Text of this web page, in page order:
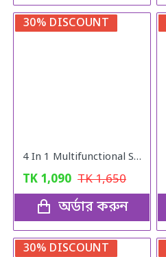
30% DISCOUNT
4 In 1 Multifunctional Stainless Steel Basin With Vegetable Cutter with Drain Basket
TK 1,090 TK1,650
অর্ডার করুন
30% DISCOUNT